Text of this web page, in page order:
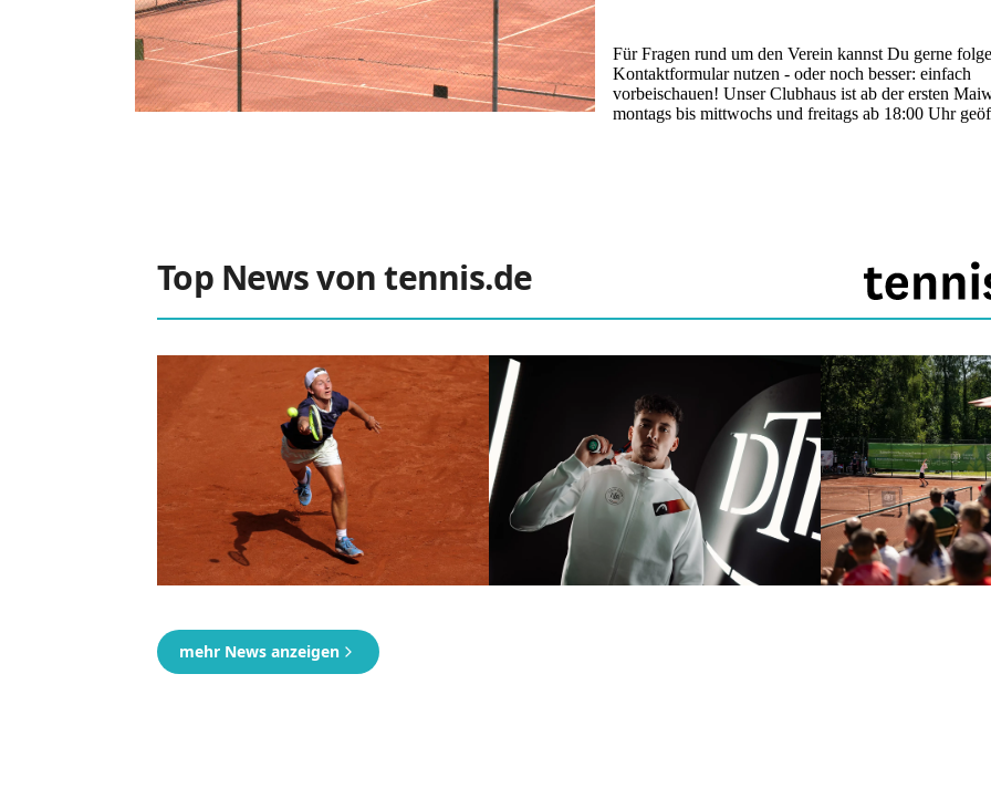
Für Fragen rund um den Verein kannst Du gerne
Kontaktformular nutzen - oder noch besser: einfach
vorbeischauen! Unser Clubhaus ist ab der ersten
montags bis mittwochs und freitags ab 18:00 Uhr